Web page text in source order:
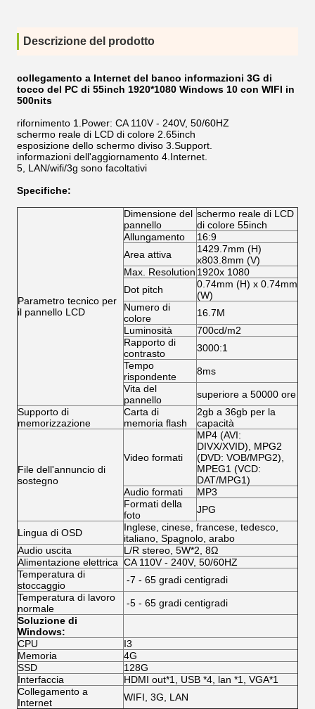
Descrizione del prodotto
collegamento a Internet del banco informazioni 3G di
tocco del PC di 55inch 1920*1080 Windows 10 con WIFI in
500nits
rifornimento 1.Power: CA 110V - 240V, 50/60HZ
schermo reale di LCD di colore 2.65inch
esposizione dello schermo diviso 3.Support.
informazioni dell'aggiornamento 4.Internet.
5, LAN/wifi/3g sono facoltativi
Specifiche:
Parametro tecnico per
il pannello LCD
Dimensione del
pannello
schermo reale di LCD
di colore 55inch
Allungamento
16:9
Area attiva
1429.7mm (H)
x803.8mm (V)
Max. Resolution 1920x 1080
Dot pitch
0.74mm (H) x 0.74mm
(W)
Numero di
colore
16.7M
Luminosità
700cd/m2
Rapporto di
contrasto
3000:1
Tempo
rispondente
8ms
Vita del
pannello
superiore a 50000 ore
Supporto di
memorizzazione
Carta di
memoria flash
2gb a 36gb per la
capacità
File dell'annuncio di
sostegno
Video formati
MP4 (AVI:
DIVX/XVID), MPG2
(DVD: VOB/MPG2),
MPEG1 (VCD:
DAT/MPG1)
Audio formati
MP3
Formati della
foto
JPG
Lingua di OSD
Inglese, cinese, francese, tedesco,
italiano, Spagnolo, arabo
Audio uscita
L/R stereo, 5W*2, 8Ω
Alimentazione elettrica CA 110V - 240V, 50/60HZ
Temperatura di
stoccaggio
-7 - 65 gradi centigradi
Temperatura di lavoro
normale
-5 - 65 gradi centigradi
Soluzione di
Windows:
CPU
I3
Memoria
4G
SSD
128G
Interfaccia
HDMI out*1, USB *4, lan *1, VGA*1
Collegamento a
Internet
WIFI, 3G, LAN